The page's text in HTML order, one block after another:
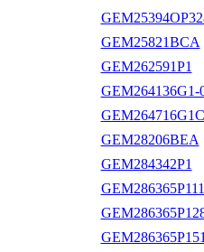
GEM25821BCA
GEM262591P1
GEM264136G1-
GEM264716G1C
GEM28206BEA
GEM284342P1